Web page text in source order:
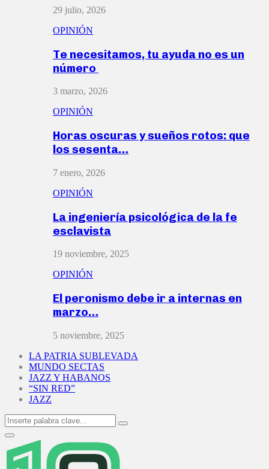
29 julio, 2026
OPINIÓN
Te necesitamos, tu ayuda no es un
número
3 marzo, 2026
OPINIÓN
Horas oscuras y sueños rotos: que
los sesenta…
7 enero, 2026
OPINIÓN
La ingeniería psicológica de la fe
esclavista
19 noviembre, 2025
OPINIÓN
El peronismo debe ir a internas en
marzo…
5 noviembre, 2025
LA PATRIA SUBLEVADA
MUNDO SECTAS
JAZZ Y HABANOS
“SIN RED”
JAZZ
Search
for:
Search
Primary
Menu